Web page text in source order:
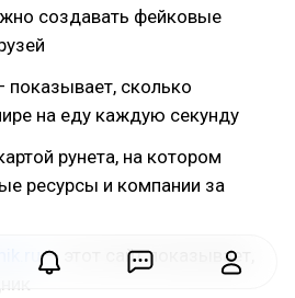
создавать фейковые
сколько
на еду каждую секунду
рунета, на котором
ресурсы и компании за
— этот сайт показывает,